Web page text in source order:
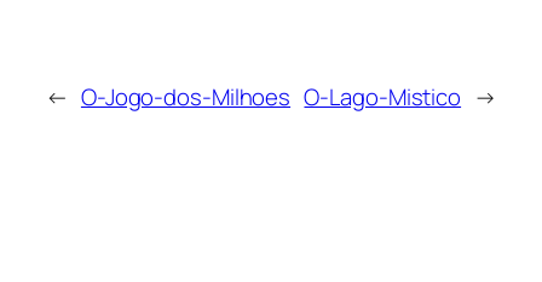
← O-Jogo-dos-Milhoes O-Lago-Mistico →